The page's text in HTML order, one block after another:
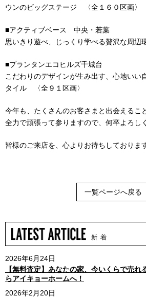
ウンのビッグステージ 〈全１６０区画〉
■アクティブベース 中央・若葉
思いきり遊べ、じっくり学べる贅沢な周辺
■プランタンエコヒルズ千城台
こだわりのデザインが生み出す、心地いい
タイル 〈全９１区画〉
今年も、たくさんのお客さまと出会えるこ
全力で頑張って参りますので、何卒よろし
皆様のご来店を、心よりお待ちしております
一覧ページへ戻る
新 着
2026年6月24日
【無料査定】あなたの家、今いくらで売れ
らアイキョーホームへ！
2026年2月20日